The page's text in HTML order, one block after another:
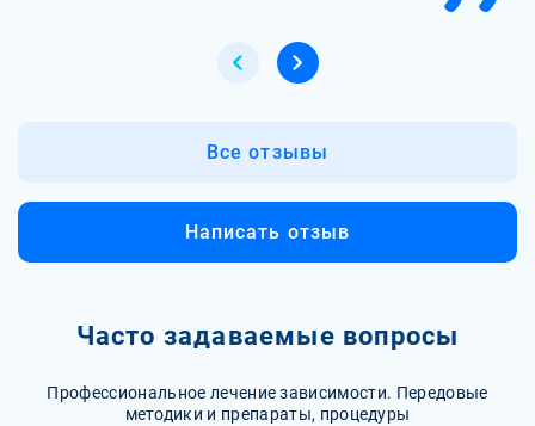
Все отзывы
Написать отзыв
Часто задаваемые вопросы
Профессиональное лечение зависимости. Передовые
методики и препараты, процедуры